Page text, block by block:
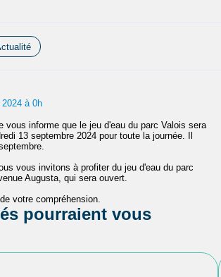
à 0h
vous informe que le jeu d'eau du parc Valois sera
13 septembre 2024 pour toute la journée. Il
vous invitons à profiter du jeu d'eau du parc
Augusta, qui sera ouvert.
votre compréhension.
pourraient vous